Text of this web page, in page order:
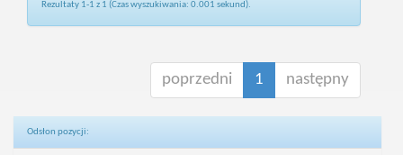
Rezultaty 1-1 z 1 (Czas wyszukiwania: 0.001 sekund).
poprzedni 1 następny
Odsłon pozycji: